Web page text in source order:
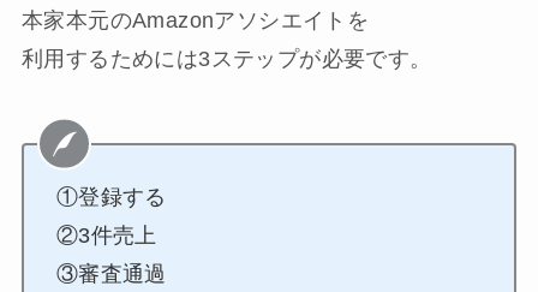
本家本元のAmazonアソシエイトを
利用するためには3ステップが必要です。
①登録する
②3件売上
③審査通過